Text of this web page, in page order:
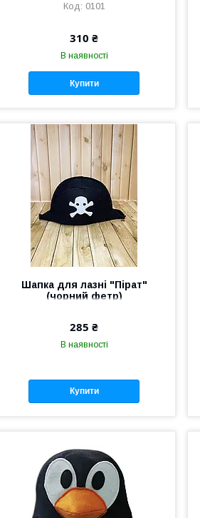
0101
310 ₴
В наявності
Купити
Шапка для лазні "Пірат"
(чорний фетр)
285 ₴
В наявності
Купити